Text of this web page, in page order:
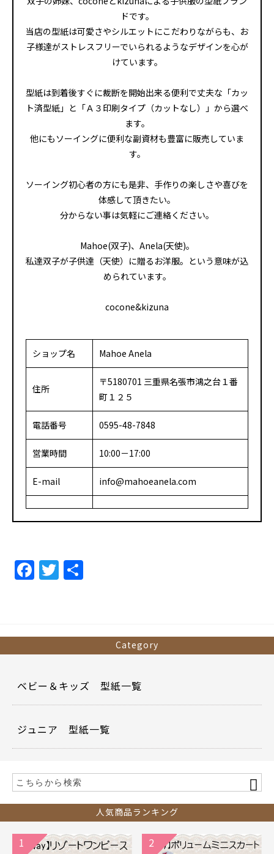
ドです。
当店の型紙は可愛さやシルエットにこだわりながらも、お
子様達がストレスフリーでいられるようなデザインを心が
けています。
型紙は到着後すぐに裁断を開始出来る便利で丈夫な「カッ
ト済型紙」と「Ａ３印刷タイプ（カットなし）」から選べ
ます。
他にもソーイングに便利な副資材も豊富に販売していま
す。
ソーイング初心者の方にも是非、手作りの楽しさや喜びを
体感して頂きたい。
分からない事は気軽にご連絡ください。
Mahoe(双子)、Anela(天使)。
私達双子が子供達（天使）に贈るお洋服。という意味が込
められています。
cocone&kizuna
ショップ名 Mahoe Anela
住所
〒5180701 三重県名張市鴻之台１番
町１２５
電話番号 0595-48-7848
営業時間 10:00－17:00
E-mail info@mahoeanela.com
F
b
o
k
T
Category
ベビー＆キッズ 型紙一覧
ジュニア 型紙一覧
人気商品ランキング
1 2